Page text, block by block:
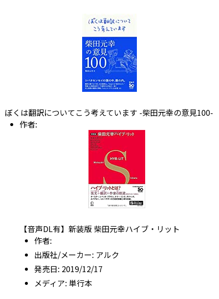
ぼくは翻訳についてこう考えています -柴田元幸の意見100-
作者:
【音声DL有】新装版 柴田元幸ハイブ・リット
作者:
出版社/メーカー: アルク
発売日: 2019/12/17
メディア: 単行本